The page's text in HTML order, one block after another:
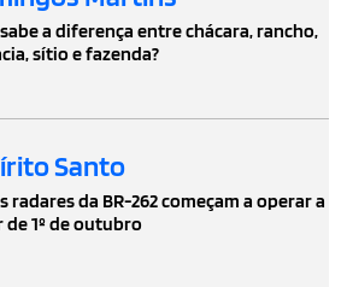
a diferença entre chácara, rancho,
sítio e fazenda?
Santo
radares da BR-262 começam a operar a
1º de outubro